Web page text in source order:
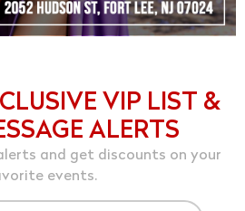
VIP LIST &
ALERTS
and get discounts on your
events.